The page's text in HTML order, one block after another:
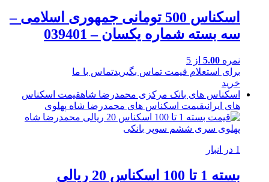
اسکناس 500 تومانی جمهوری اسلامی –
سه بسته شماره یکسان – 039401
نمره 5.00 از 5
برای استعلام قیمت تماس بگیریدتماس با ما
خرید
اسکناس های بانک مرکزی محمدرضا شاهقیمت اسکناس
های ایرانیقیمت اسکناس های محمدرضا شاه پهلوی
1 در انبار
بسته 1 تا 100 اسکناس 20 ریالی